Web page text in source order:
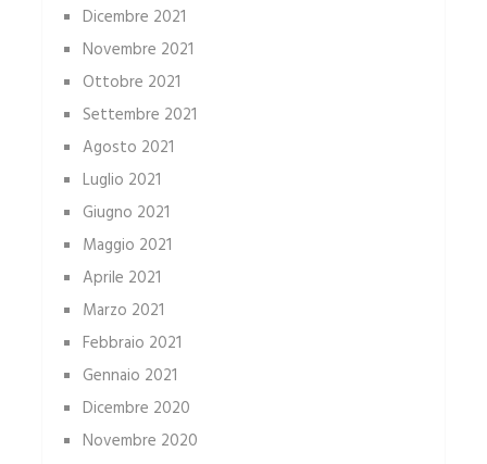
Dicembre 2021
Novembre 2021
Ottobre 2021
Settembre 2021
Agosto 2021
Luglio 2021
Giugno 2021
Maggio 2021
Aprile 2021
Marzo 2021
Febbraio 2021
Gennaio 2021
Dicembre 2020
Novembre 2020